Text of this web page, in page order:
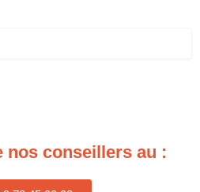
nos conseillers au :